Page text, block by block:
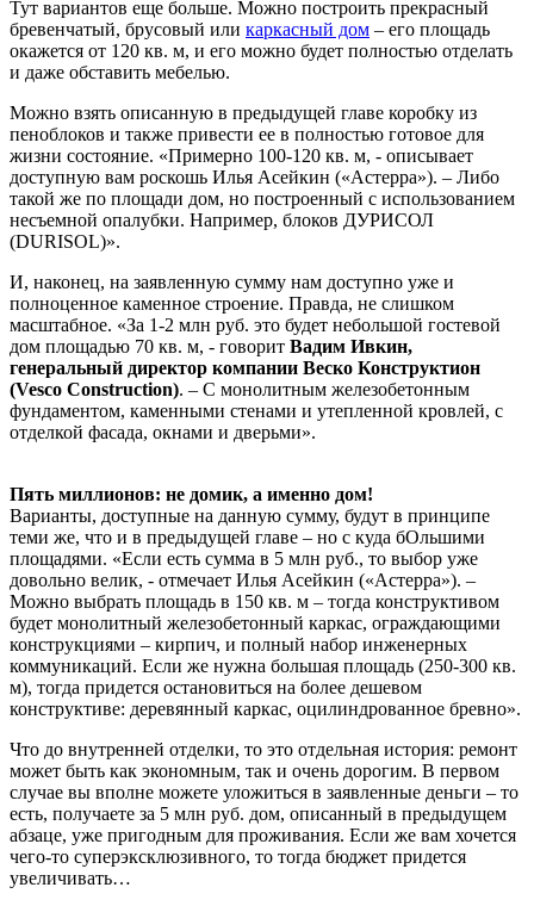
Тут вариантов еще больше. Можно построить прекрасный
бревенчатый, брусовый или каркасный дом – его площадь
окажется от 120 кв. м, и его можно будет полностью отделать
и даже обставить мебелью.
Можно взять описанную в предыдущей главе коробку из
пеноблоков и также привести ее в полностью готовое для
жизни состояние. «Примерно 100-120 кв. м, - описывает
доступную вам роскошь Илья Асейкин («Астерра»). – Либо
такой же по площади дом, но построенный с использованием
несъемной опалубки. Например, блоков ДУРИСОЛ
(DURISOL)».
И, наконец, на заявленную сумму нам доступно уже и
полноценное каменное строение. Правда, не слишком
масштабное. «За 1-2 млн руб. это будет небольшой гостевой
дом площадью 70 кв. м, - говорит Вадим Ивкин,
генеральный директор компании Веско Конструктион
(Vesco Construction). – С монолитным железобетонным
фундаментом, каменными стенами и утепленной кровлей, с
отделкой фасада, окнами и дверьми».
Пять миллионов: не домик, а именно дом!
Варианты, доступные на данную сумму, будут в принципе
теми же, что и в предыдущей главе – но с куда бОльшими
площадями. «Если есть сумма в 5 млн руб., то выбор уже
довольно велик, - отмечает Илья Асейкин («Астерра»). –
Можно выбрать площадь в 150 кв. м – тогда конструктивом
будет монолитный железобетонный каркас, ограждающими
конструкциями – кирпич, и полный набор инженерных
коммуникаций. Если же нужна большая площадь (250-300 кв.
м), тогда придется остановиться на более дешевом
конструктиве: деревянный каркас, оцилиндрованное бревно».
Что до внутренней отделки, то это отдельная история: ремонт
может быть как экономным, так и очень дорогим. В первом
случае вы вполне можете уложиться в заявленные деньги – то
есть, получаете за 5 млн руб. дом, описанный в предыдущем
абзаце, уже пригодным для проживания. Если же вам хочется
чего-то суперэксклюзивного, то тогда бюджет придется
увеличивать…